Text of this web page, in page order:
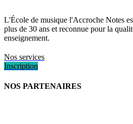
L'École de musique l'Accroche Notes
plus de 30 ans et reconnue pour la
enseignement.
Nos services
Inscription
NOS PARTENAIRES